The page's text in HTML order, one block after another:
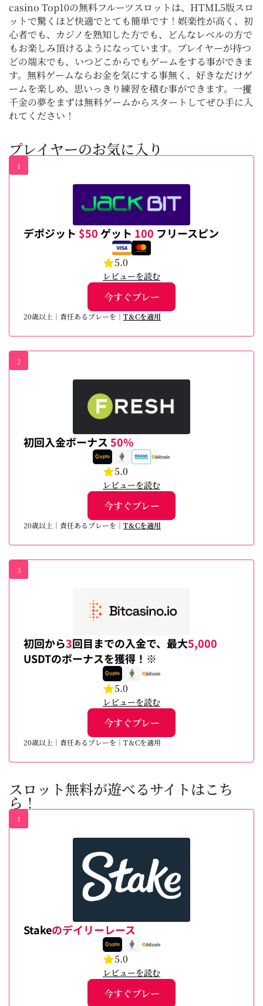
casino Top10の無料フルーツスロットは、HTML5版スロ
ットで驚くほど快適でとても簡単です！娯楽性が高く、初
心者でも、カジノを熟知した方でも、どんなレベルの方で
もお楽しみ頂けるようになっています。プレイヤーが持つ
どの端末でも、いつどこからでもゲームをする事ができま
す。無料ゲームならお金を気にする事無く、好きなだけゲ
ームを楽しめ、思いっきり練習を積む事ができます。一攫
千金の夢をまずは無料ゲームからスタートしてぜひ手に入
れてください！
プレイヤーのお気に入り
1
デポジット $50ゲット 100 フリースピン
5.0
レビューを読む
今すぐプレー
20歳以上｜責任あるプレーを｜ T＆Cを適用
2
初回入金ボーナス50%
5.0
レビューを読む
今すぐプレー
20歳以上｜責任あるプレーを｜ T＆Cを適用
3
初回から3回目までの入金で、最大5,000
USDTのボーナスを獲得！※
5.0
レビューを読む
今すぐプレー
20歳以上｜責任あるプレーを｜T＆Cを適用
スロット無料が遊べるサイトはこち
ら！
1
Stakeのデイリーレース
5.0
レビューを読む
今すぐプレー